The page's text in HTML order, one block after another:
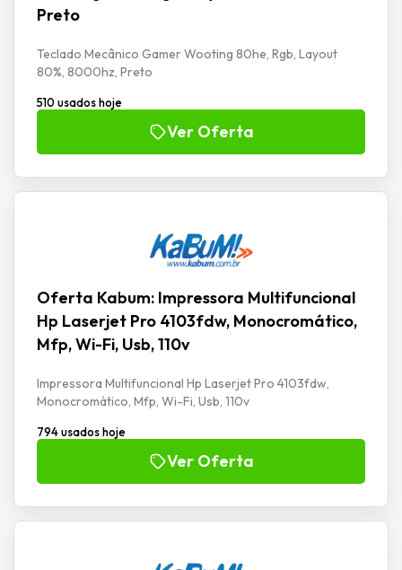
Preto
Teclado Mecânico Gamer Wooting 80he, Rgb, Layout
80%, 8000hz, Preto
510 usados hoje
Ver Oferta
Oferta Kabum: Impressora Multifuncional
Hp Laserjet Pro 4103fdw, Monocromático,
Mfp, Wi-Fi, Usb, 110v
Impressora Multifuncional Hp Laserjet Pro 4103fdw,
Monocromático, Mfp, Wi-Fi, Usb, 110v
794 usados hoje
Ver Oferta